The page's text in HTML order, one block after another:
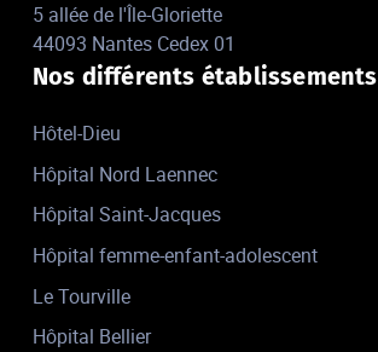
5 allée de l'Île-Gloriette
44093 Nantes Cedex 01
Nos différents établissements
Hôtel-Dieu
Hôpital Nord Laennec
Hôpital Saint-Jacques
Hôpital femme-enfant-adolescent
Le Tourville
Hôpital Bellier